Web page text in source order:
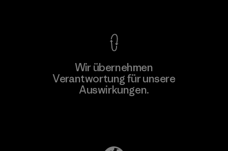
Wir übernehmen
Verantwortung für unsere
Auswirkungen.